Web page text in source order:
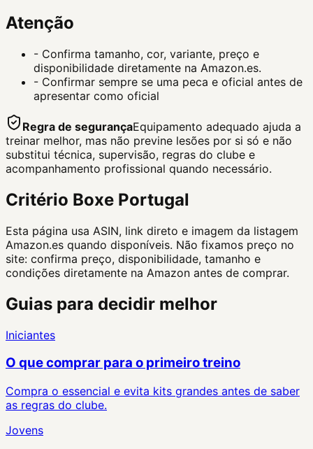
Atenção
- Confirma tamanho, cor, variante, preço e
disponibilidade diretamente na Amazon.es.
- Confirmar sempre se uma peca e oficial antes de
apresentar como oficial
Regra de segurançaEquipamento adequado ajuda a
treinar melhor, mas não previne lesões por si só e não
substitui técnica, supervisão, regras do clube e
acompanhamento profissional quando necessário.
Critério Boxe Portugal
Esta página usa ASIN, link direto e imagem da listagem
Amazon.es quando disponíveis. Não fixamos preço no
site: confirma preço, disponibilidade, tamanho e
condições diretamente na Amazon antes de comprar.
Guias para decidir melhor
Iniciantes
O que comprar para o primeiro treino
Compra o essencial e evita kits grandes antes de saber
as regras do clube.
Jovens